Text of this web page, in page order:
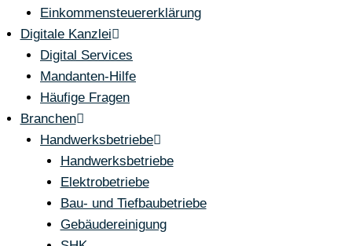
Einkommensteuererklärung
Digitale Kanzlei
Digital Services
Mandanten-Hilfe
Häufige Fragen
Branchen
Handwerksbetriebe
Handwerksbetriebe
Elektrobetriebe
Bau- und Tiefbaubetriebe
Gebäudereinigung